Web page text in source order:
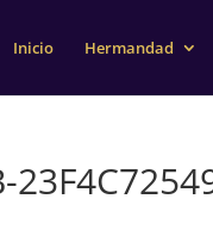
Inicio Hermandad